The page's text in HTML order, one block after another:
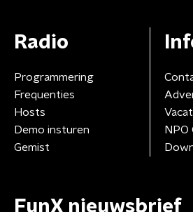
Radio
Programmering
Frequenties
Hosts
Demo insturen
Gemist
NPO
FunX nieuwsbrief